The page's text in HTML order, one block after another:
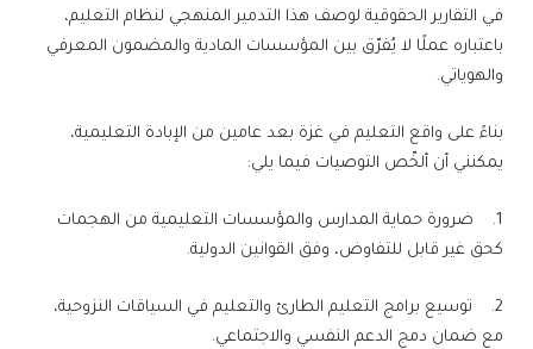
في التقارير الحقوقية لوصف هذا التدمير المنهجي لنظام التعليم،
باعتباره عملًا لا يُفرّق بين المؤسسات المادية والمضمون المعرفي
والهوياتي.
بناءً على واقع التعليم في غزة بعد عامين من الإبادة التعليمية،
يمكنني أن ألخّص التوصيات فيما يلي:
1. ضرورة حماية المدارس والمؤسسات التعليمية من الهجمات
كحق غير قابل للتفاوض، وفق القوانين الدولية.
2. توسيع برامج التعليم الطارئ والتعليم في السياقات النزوحية،
مع ضمان دمج الدعم النفسي والاجتماعي.